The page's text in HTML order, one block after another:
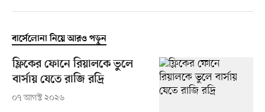
বার্সেলোনা নিয়ে আরও পড়ুন
ফ্লিকের ফোনে রিয়ালকে ভুলে
বার্সায় যেতে রাজি রদ্রি
০৭ আগস্ট ২০২৬